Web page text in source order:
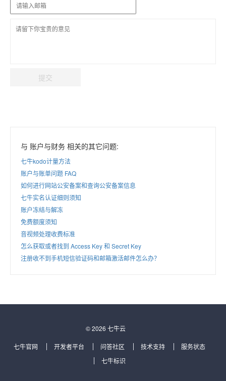
提交
与 账户与财务 相关的其它问题:
七牛kodo计量方法
账户与账单问题 FAQ
如何进行网站公安备案和查询公安备案信息
七牛实名认证细则须知
账户冻结与解冻
免费额度须知
音视频处理收费标准
怎么获取或者找到 Access Key 和 Secret Key
注册收不到手机短信验证码和邮箱激活邮件怎么办？
© 2026 七牛云
七牛官网 开发者平台 问答社区 技术支持
服务状态
七牛标识